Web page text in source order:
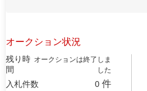
オークション状況
残り時
間
オークションは終了しま
した
入札件数 0 件